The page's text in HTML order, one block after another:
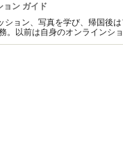
ョン ガイド
ション、写真を学び、帰国後
。以前は自身のオンラインシ
フレッシュなファッション情